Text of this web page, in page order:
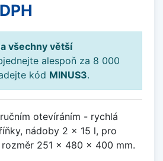
všechny větší
alespoň za 8 000
kód MINUS3.
otevíráním - rychlá
nádoby 2 x 15 l, pro
251 x 480 x 400 mm.